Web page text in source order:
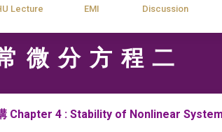
Lecture EMI Discussion
微分方程二
Chapter 4 : Stability of Nonlinear